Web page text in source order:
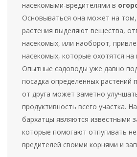
насекомыми-вредителями в
Основываться она может на
растения выделяют вещества,
насекомых, или наоборот,
насекомых, которые охотятся на
Опытные садоводы уже давно
посадка определенных растений
от друга может заметно
продуктивность всего участка.
бархатцы являются известными
которые помогают отпугивать
вредителей своими корнями и